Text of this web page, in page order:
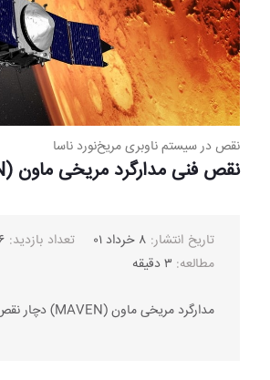
نقص در سیستم ناوبری مریخ‌نورد ناسا
نقص فنی مدارگرد مریخی ماون (MAVEN)
تاریخ انتشار: ۸ خرداد ۰۱ تعداد بازدید:
مطالعه: ۳ دقیقه
مدارگرد مریخی ماون (MAVEN) دچار نقص فنی شد